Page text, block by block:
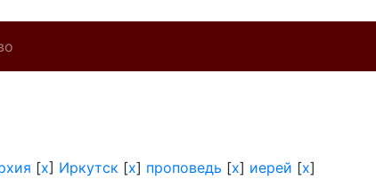
[x] Иркутск [x] проповедь [x] иерей [x]